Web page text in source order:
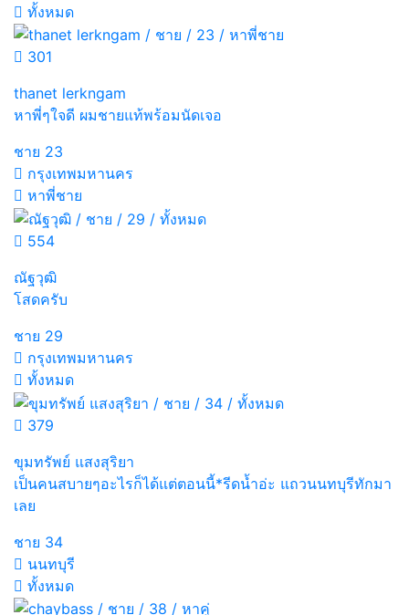
ทั้งหมด
301
thanet lerkngam
หาพี่ๆใจดี ผมชายแท้พร้อมนัดเจอ
ชาย 23
กรุงเทพมหานคร
หาพี่ชาย
554
ณัฐวุฒิ
โสดครับ
ชาย 29
กรุงเทพมหานคร
ทั้งหมด
379
ขุมทรัพย์ แสงสุริยา
เป็นคนสบายๆอะไรก็ได้แต่ตอนนี้*รีดน้ำอ่ะ แถวนนทบุรีทักมา
เลย
ชาย 34
นนทบุรี
ทั้งหมด